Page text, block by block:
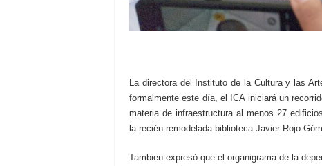
La directora del Instituto de la Cultura y las
formalmente este día, el ICA iniciará un
materia de infraestructura al menos 27
la recién remodelada biblioteca Javier Rojo
Tambien expresó que el organigrama de la